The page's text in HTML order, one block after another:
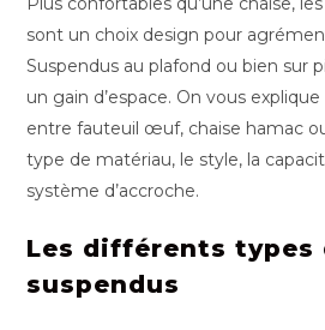
sont un choix design pour
Suspendus au plafond ou bien sur
un gain d’espace. On vous
entre fauteuil œuf, chaise hamac
type de matériau, le style, la
système d’accroche.
Les différents types
suspendus